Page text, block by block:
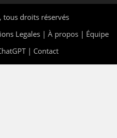
tous droits réservés
Legales | À propos | Équipe
| Contact